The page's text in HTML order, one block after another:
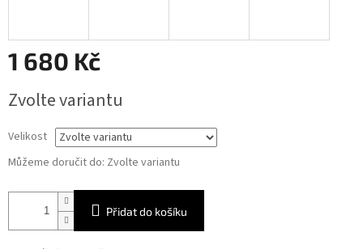
1 680 Kč
cena:
Zvolte variantu
Velikost
Můžeme doručit do: Zvolte variantu
Přidat do košíku